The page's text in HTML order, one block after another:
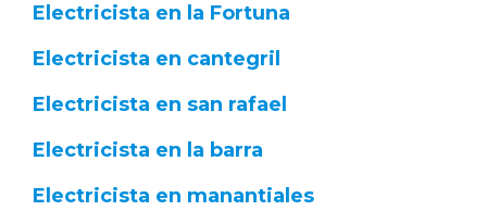
Electricista en la Fortuna
Electricista en cantegril
Electricista en san rafael
Electricista en la barra
Electricista en manantiales